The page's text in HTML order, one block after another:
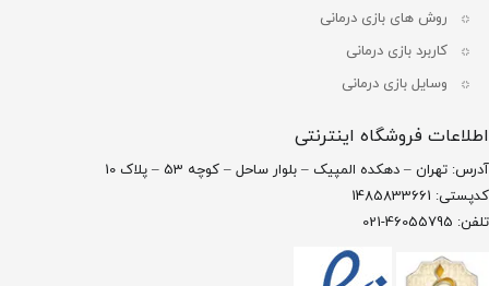
روش های بازی درمانی
کاربرد بازی درمانی
وسایل بازی درمانی
اطلاعات فروشگاه اینترنتی
آدرس: تهران – دهکده المپیک – بلوار ساحل – کوچه 53 – پلاک 10
کدپستی: 1485833661
تلفن: 46055795-021